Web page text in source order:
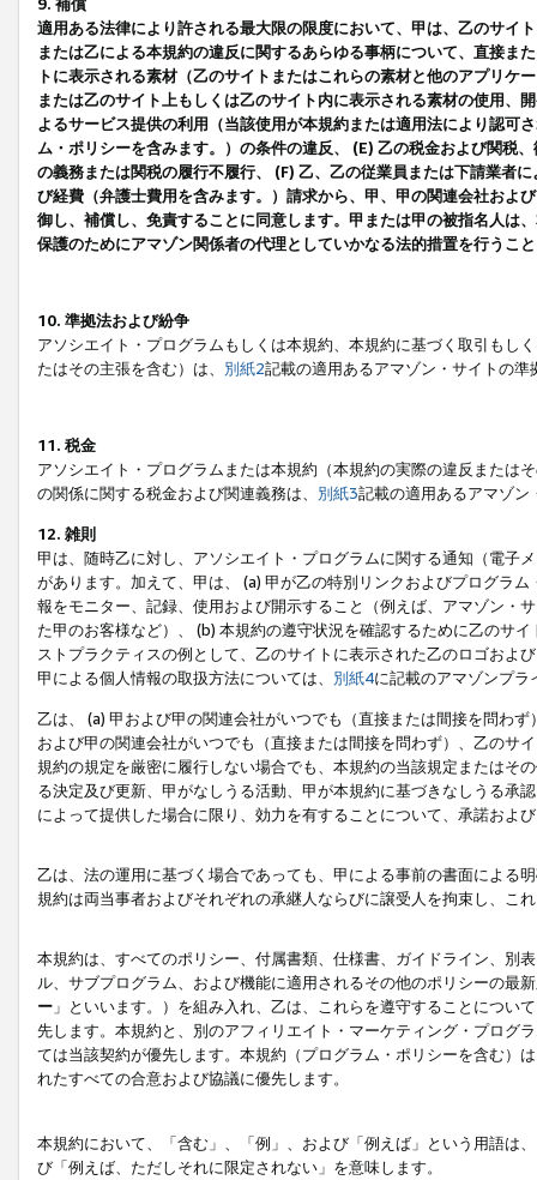
9. 補償
適用ある法律により許される最大限の限度において、甲は、乙のサイ
または乙による本規約の違反に関するあらゆる事柄について、直接ま
トに表示される素材（乙のサイトまたはこれらの素材と他のアプリ
または乙のサイト上もしくは乙のサイト内に表示される素材の使用、
よるサービス提供の利用（当該使用が本規約または適用法により認可
ム・ポリシーを含みます。）の条件の違反、 (E) 乙の税金および関税
の義務または関税の履行不履行、 (F) 乙、乙の従業員または下請業者
び経費（弁護士費用を含みます。）請求から、甲、甲の関連会社およ
御し、補償し、免責することに同意します。甲または甲の被指名人は
保護のためにアマゾン関係者の代理としていかなる法的措置を行うこ
10. 準拠法および紛争
アソシエイト・プログラムもしくは本規約、本規約に基づく取引もし
たはその主張を含む）は、 別紙2記載の適用あるアマゾン・サイトの
11. 税金
アソシエイト・プログラムまたは本規約（本規約の実際の違反または
の関係に関する税金および関連義務は、 別紙3記載の適用あるアマゾン
12. 雑則
甲は、随時乙に対し、アソシエイト・プログラムに関する通知（電子
があります。加えて、甲は、 (a) 甲が乙の特別リンクおよびプログラ
報をモニター、記録、使用および開示すること（例えば、アマゾン・
た甲のお客様など）、 (b) 本規約の遵守状況を確認するために乙のサ
ストプラクティスの例として、乙のサイトに表示された乙のロゴおよ
甲による個人情報の取扱方法については、 別紙4に記載のアマゾンプ
乙は、 (a) 甲および甲の関連会社がいつでも（直接または間接を問わ
および甲の関連会社がいつでも（直接または間接を問わず）、乙のサ
規約の規定を厳密に履行しない場合でも、本規約の当該規定またはそ
る決定及び更新、甲がなしうる活動、甲が本規約に基づきなしうる承
によって提供した場合に限り、効力を有することについて、承諾およ
乙は、法の運用に基づく場合であっても、甲による事前の書面による
規約は両当事者およびそれぞれの承継人ならびに譲受人を拘束し、こ
本規約は、すべてのポリシー、付属書類、仕様書、ガイドライン、別
ル、サブプログラム、および機能に適用されるその他のポリシーの最
ー 」といいます。）を組み入れ、乙は、これらを遵守することにつ
先します。本規約と、別のアフィリエイト・マーケティング・プログ
ては当該契約が優先します。本規約（プログラム・ポリシーを含む）
れたすべての合意および協議に優先します。
本規約において、「含む」、「例」、および「例えば」という用語は
び「例えば、ただしそれに限定されない」を意味します。